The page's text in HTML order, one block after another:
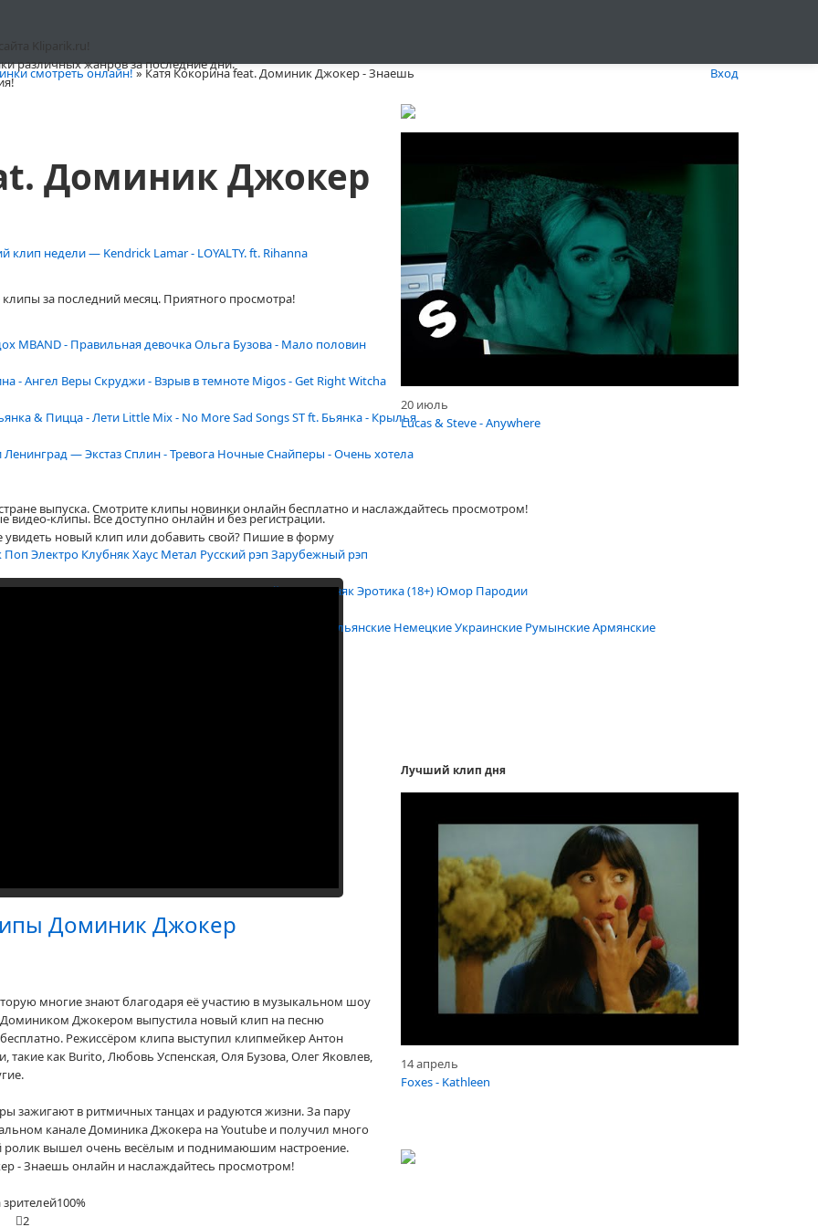
различных жанров за последние дни.
клип недели — Kendrick Lamar - LOYALTY. ft. Rihanna
за последний месяц. Приятного просмотра!
MBAND - Правильная девочкаОльга Бузова - Мало половин
- Ангел Веры Скруджи - Взрыв в темноте Migos - Get Right Witcha
& Пицца - Лети Little Mix - No More Sad SongsST ft. Бьянка - Крылья
Ленинград — ЭкстазСплин - Тревога Ночные Снайперы - Очень хотела
выпуска. Смотрите клипы новинки онлайн бесплатно и наслаждайтесь просмотром!
Поп Электро КлубнякХаус Метал Русский рэп Зарубежный рэп
ДиджеиЛатиноРетроНародныеАрмейскиеБлатнякЭротика (18+) Юмор Пародии
Итальянские НемецкиеУкраинские РумынскиеАрмянские
Вход
смотреть онлайн!» Катя Кокорина feat. Доминик Джокер - Знаешь
Доминик Джокер
клипы. Все доступно онлайн и без регистрации.
увидеть новый клип или добавить свой? Пишие в форму
Доминик Джокер
многие знают благодаря её участию в музыкальном шоу
Джокером выпустила новый клип на песню
Режиссёром клипа выступил клипмейкер Антон
как Burito, Любовь Успенская, Оля Бузова, Олег Яковлев,
зажигают в ритмичных танцах и радуются жизни. За пару
канале Доминика Джокера на Youtube и получил много
ролик вышел очень весёлым и поднимаюшим настроение.
- Знаешь онлайн и наслаждайтесь просмотром!
100%
2
20 июль
Lucas & Steve - Anywhere
Лучший клип дня
14 апрель
Foxes - Kathleen